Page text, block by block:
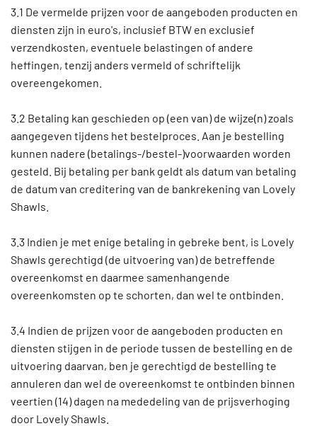
3.1 De vermelde prijzen voor de aangeboden producten en
diensten zijn in euro's, inclusief BTW en exclusief
verzendkosten, eventuele belastingen of andere
heffingen, tenzij anders vermeld of schriftelijk
overeengekomen.
3.2 Betaling kan geschieden op (een van) de wijze(n) zoals
aangegeven tijdens het bestelproces. Aan je bestelling
kunnen nadere (betalings-/bestel-)voorwaarden worden
gesteld. Bij betaling per bank geldt als datum van betaling
de datum van creditering van de bankrekening van Lovely
Shawls.
3.3 Indien je met enige betaling in gebreke bent, is Lovely
Shawls gerechtigd (de uitvoering van) de betreffende
overeenkomst en daarmee samenhangende
overeenkomsten op te schorten, dan wel te ontbinden.
3.4 Indien de prijzen voor de aangeboden producten en
diensten stijgen in de periode tussen de bestelling en de
uitvoering daarvan, ben je gerechtigd de bestelling te
annuleren dan wel de overeenkomst te ontbinden binnen
veertien (14) dagen na mededeling van de prijsverhoging
door Lovely Shawls.